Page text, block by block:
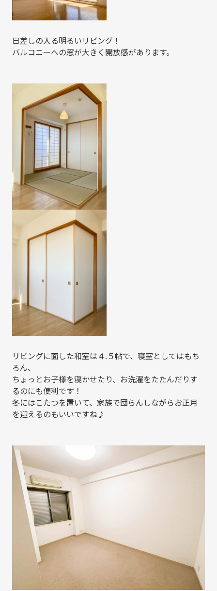
日差しの入る明るいリビング！
バルコニーへの窓が大きく開放感があります。
リビングに面した和室は４.５帖で、寝室としてはもち
ろん、
ちょっとお子様を寝かせたり、お洗濯をたたんだりす
るのにも便利です！
冬にはこたつを置いて、家族で団らんしながらお正月
を迎えるのもいいですね♪